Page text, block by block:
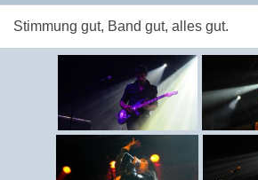
Stimmung gut, Band gut, alles gut.